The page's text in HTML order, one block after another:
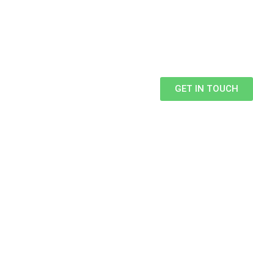
GET IN TOUCH